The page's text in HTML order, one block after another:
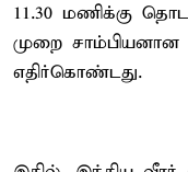
11.30 மணிக்கு
முறை
எதிர்கொண்டது.